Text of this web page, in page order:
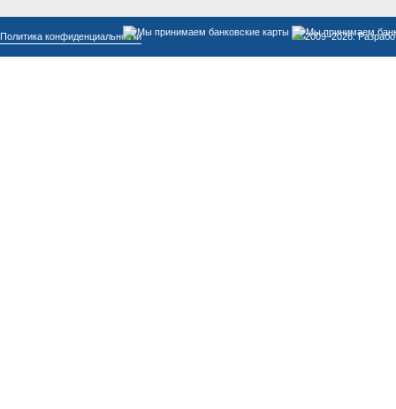
Политика конфиденциальности © 2009–2026.